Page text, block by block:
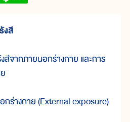
งสี
จากภายนอกร่างกาย และการ
ร่างกาย (External exposure)